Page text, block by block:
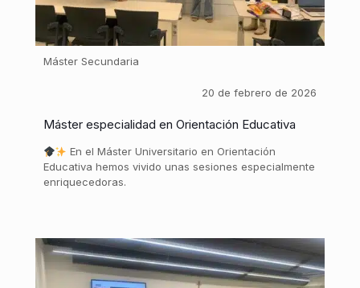
Máster Secundaria
20 de febrero de 2026
Máster especialidad en Orientación Educativa
En el Máster Universitario en Orientación
Educativa hemos vivido unas sesiones especialmente
enriquecedoras.